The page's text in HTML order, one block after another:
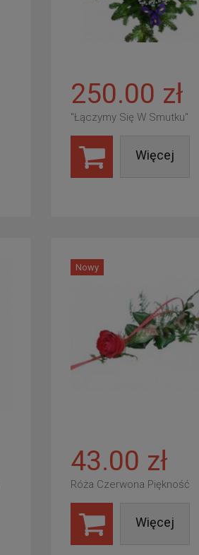
250.00 zł
"Łączymy Się W Smutku"
Więcej
Nowy
43.00 zł
Róża Czerwona Piękność
Więcej